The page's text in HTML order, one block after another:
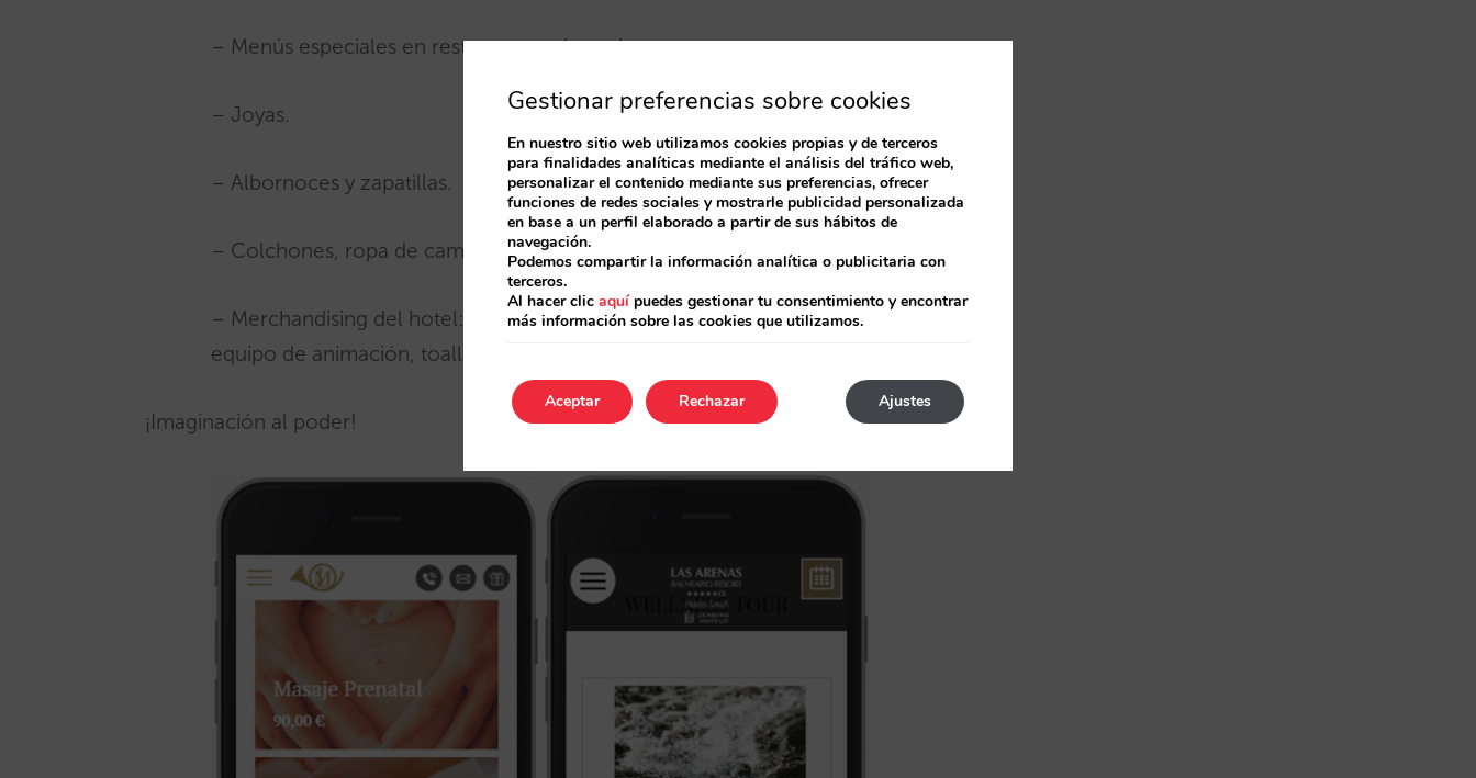
– Menús especiales en restaurante o brunch.
– Joyas.
– Albornoces y zapatillas.
– Colchones, ropa de cama.
– Merchandising del hotel: peluche de la mascota, CDs de música del
equipo de animación, toallas, bañadores…
¡Imaginación al poder!
Gestionar preferencias sobre cookies
En nuestro sitio web utilizamos cookies propias y de terceros
para finalidades analíticas mediante el análisis del tráfico web,
personalizar el contenido mediante sus preferencias, ofrecer
funciones de redes sociales y mostrarle publicidad personalizada
en base a un perfil elaborado a partir de sus hábitos de
navegación.
Podemos compartir la información analítica o publicitaria con
terceros.
Al hacer clic aquípuedes gestionar tu consentimiento y encontrar
más información sobre las cookies que utilizamos.
Aceptar Ajustes
Rechazar